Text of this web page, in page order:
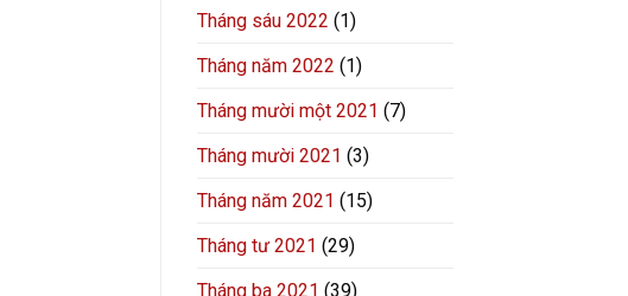
Tháng sáu 2022 (1)
Tháng năm 2022 (1)
Tháng mười một 2021 (7)
Tháng mười 2021 (3)
Tháng năm 2021 (15)
Tháng tư 2021 (29)
Tháng ba 2021 (39)